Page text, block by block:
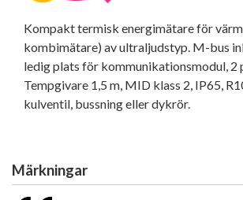
Kompakt termisk energimätare för
kombimätare) av ultraljudstyp. M-bus
ledig plats för kommunikationsmodul, 2
Tempgivare 1,5 m, MID klass 2, IP65,
kulventil, bussning eller dykrör.
Märkningar